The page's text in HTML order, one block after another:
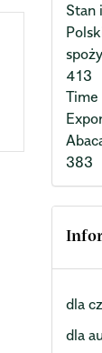
Stan
413
383
dla
dla